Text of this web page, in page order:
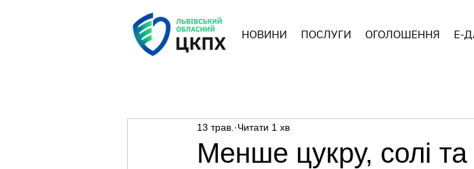
НОВИНИ ПОСЛУГИ ОГОЛОШЕННЯ E-
Менше цукру, солі
13 трав. Читати 1 хв